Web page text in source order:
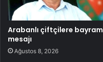
Arabanlı çiftçilere bayram
mesajı
Ağustos 8, 2026